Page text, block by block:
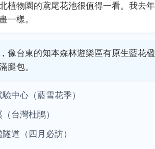
植物園的鳶尾花池很值得一看。我去
一樣。
像台東的知本森林遊樂區有原生藍花
腿包。
中心（藍雪花季）
台灣杜鵑）
道（四月必訪）